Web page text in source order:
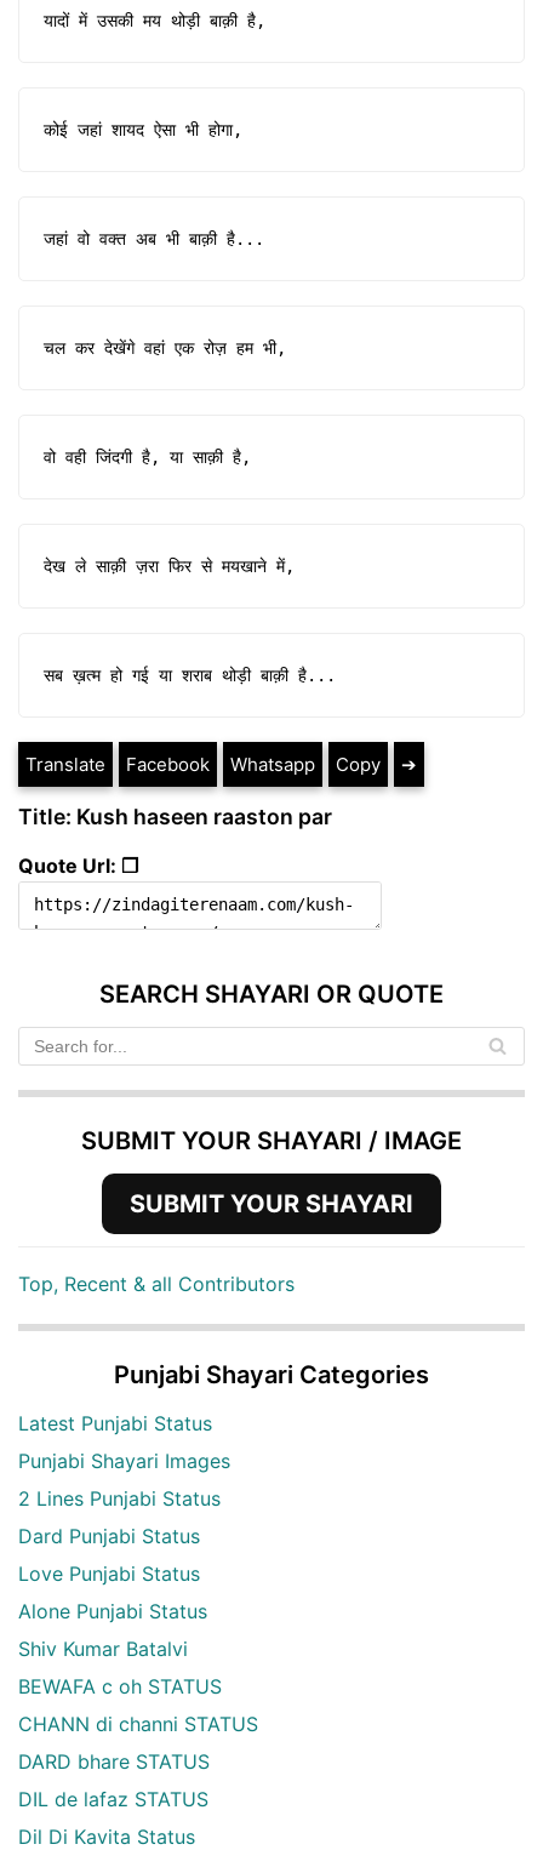
यादों में उसकी मय थोड़ी बाक़ी है,
कोई जहां शायद ऐसा भी होगा,
जहां वो वक्त अब भी बाक़ी है...
चल कर देखेंगे वहां एक रोज़ हम भी,
वो वही जिंदगी है, या साक़ी है,
देख ले साक़ी ज़रा फिर से मयखाने में,
सब ख़त्म हो गई या शराब थोड़ी बाक़ी है...
Translate Facebook Whatsapp Copy ➔
Title: Kush haseen raaston par
Quote Url: ❐
SEARCH SHAYARI OR QUOTE
SUBMIT YOUR SHAYARI / IMAGE
SUBMIT YOUR SHAYARI
Top, Recent & all Contributors
Punjabi Shayari Categories
Latest Punjabi Status
Punjabi Shayari Images
2 Lines Punjabi Status
Dard Punjabi Status
Love Punjabi Status
Alone Punjabi Status
Shiv Kumar Batalvi
BEWAFA c oh STATUS
CHANN di channi STATUS
DARD bhare STATUS
DIL de lafaz STATUS
Dil Di Kavita Status